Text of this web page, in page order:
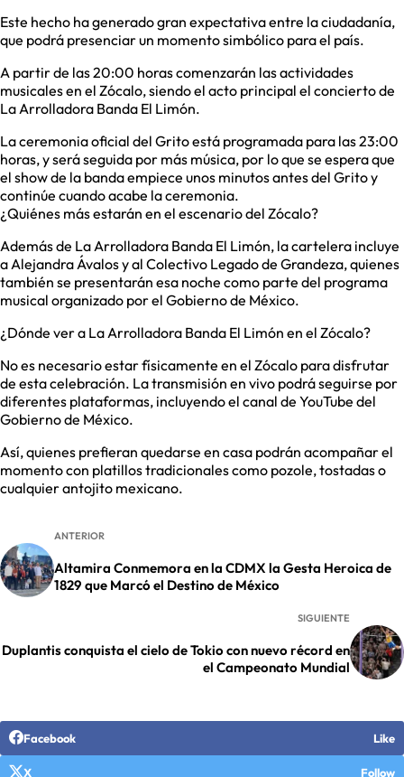
Este hecho ha generado gran expectativa entre la ciudadanía,
que podrá presenciar un momento simbólico para el país.
A partir de las 20:00 horas comenzarán las actividades
musicales en el Zócalo, siendo el acto principal el concierto de
La Arrolladora Banda El Limón.
La ceremonia oficial del Grito está programada para las 23:00
horas, y será seguida por más música, por lo que se espera que
el show de la banda empiece unos minutos antes del Grito y
continúe cuando acabe la ceremonia.
¿Quiénes más estarán en el escenario del Zócalo?
Además de La Arrolladora Banda El Limón, la cartelera incluye
a Alejandra Ávalos y al Colectivo Legado de Grandeza, quienes
también se presentarán esa noche como parte del programa
musical organizado por el Gobierno de México.
¿Dónde ver a La Arrolladora Banda El Limón en el Zócalo?
No es necesario estar físicamente en el Zócalo para disfrutar
de esta celebración. La transmisión en vivo podrá seguirse por
diferentes plataformas, incluyendo el canal de YouTube del
Gobierno de México.
Así, quienes prefieran quedarse en casa podrán acompañar el
momento con platillos tradicionales como pozole, tostadas o
cualquier antojito mexicano.
ANTERIOR
Altamira Conmemora en la CDMX la Gesta Heroica de
1829 que Marcó el Destino de México
SIGUIENTE
Duplantis conquista el cielo de Tokio con nuevo récord en
el Campeonato Mundial
Facebook Like
X Follow